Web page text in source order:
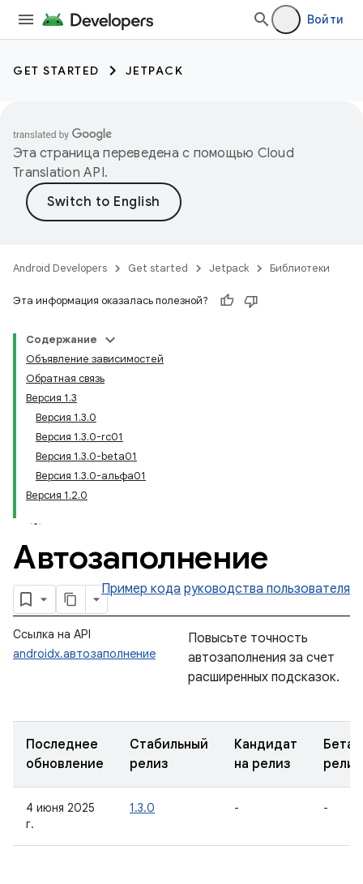
Войти
GET STARTED JETPACK
Эта страница переведена с помощью Cloud
Translation API.
Android Developers Get started Jetpack Библиотеки
Эта информация оказалась полезной?
Содержание
Объявление зависимостей
Обратная связь
Версия 1.3
Версия 1.3.0
Версия 1.3.0-rc01
Версия 1.3.0-beta01
Версия 1.3.0-альфа01
Версия 1.2.0
Автозаполнение
Пример кода руководства пользователя
Ссылка на API
androidx.автозаполнение
Повысьте точность
автозаполнения за счет
расширенных подсказок.
Последнее
обновление
Стабильный
релиз
Кандидат
на релиз
Бета-
релиз
4 июня 2025
г.
1.3.0 - -